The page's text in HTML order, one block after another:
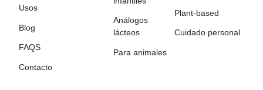
Usos
Blog
FAQS
Contacto
Análogos
lácteos
Para animales
Plant-based
Cuidado personal